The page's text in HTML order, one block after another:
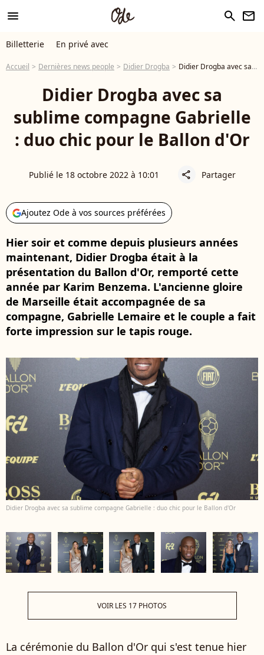
menu search newsletter
Billetterie En privé avec
Accueil Dernières news people Didier Drogba Didier Drogba avec sa sublime compagne Gabrielle : duo chic pour le Ballon d'Or
Didier Drogba avec sa
sublime compagne Gabrielle
: duo chic pour le Ballon d'Or
Publié le 18 octobre 2022 à 10:01 share Partager
Ajoutez Ode à vos sources préférées
Hier soir et comme depuis plusieurs années
maintenant, Didier Drogba était à la
présentation du Ballon d'Or, remporté cette
année par Karim Benzema. L'ancienne gloire
de Marseille était accompagnée de sa
compagne, Gabrielle Lemaire et le couple a fait
forte impression sur le tapis rouge.
Didier Drogba avec sa sublime compagne Gabrielle : duo chic pour le Ballon d'Or
VOIR LES 17 PHOTOS
La cérémonie du Ballon d'Or qui s'est tenue hier